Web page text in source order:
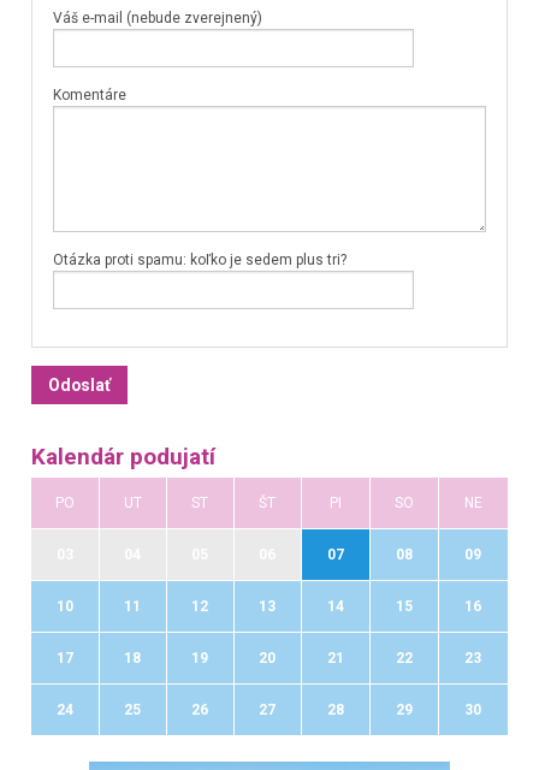
Váš e-mail (nebude zverejnený)
Komentáre
Otázka proti spamu: koľko je sedem plus tri?
Kalendár podujatí
PO UT ST ŠT PI SO NE
07 08 09
10 11 12 13 14 15 16
17 18 19 20 21 22 23
24 25 26 27 28 29 30